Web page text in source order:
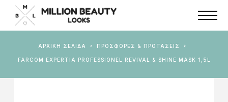
ΑΡΧΙΚΉ ΣΕΛΊΔΑ ΠΡΟΣΦΟΡΕΣ & ΠΡΟΤΑΣΕΙΣ
FARCOM EXPERTIA PROFESSIONEL REVIVAL & SHINE MASK 1,5L